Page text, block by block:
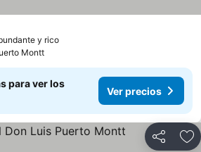
y ricoVer precios
Montt
para ver los
Ver precios
Compartir